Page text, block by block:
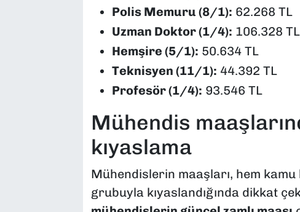
Polis Memuru (8/1): 62.268 TL
Uzman Doktor (1/4): 106.328 TL
Hemşire (5/1): 50.634 TL
Teknisyen (11/1): 44.392 TL
Profesör (1/4): 93.546 TL
Mühendis
kıyaslama
Mühendislerin maaşları, hem
grubuyla kıyaslandığında dikkat